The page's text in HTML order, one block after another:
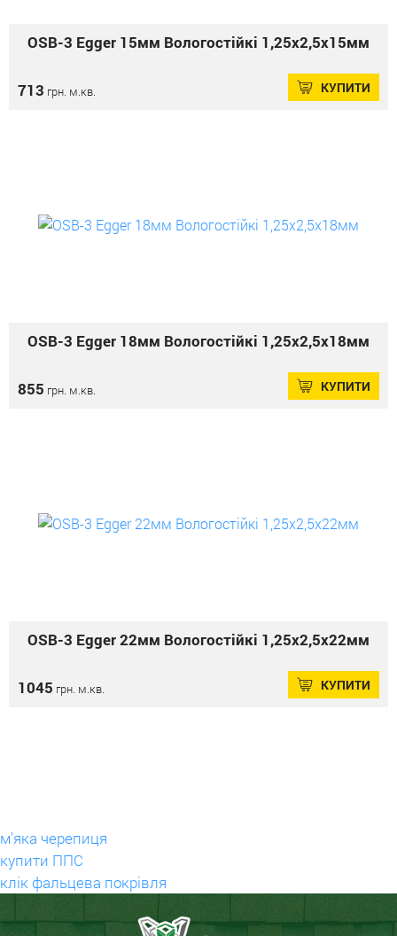
OSB-3 Еgger 15мм Вологостійкі 1,25х2,5х15мм
713 грн. м.кв. КУПИТИ
OSB-3 Еgger 18мм Вологостійкі 1,25х2,5х18мм
855 грн. м.кв. КУПИТИ
OSB-3 Еgger 22мм Вологостійкі 1,25х2,5х22мм
1045 грн. м.кв. КУПИТИ
м'яка черепиця
купити ППС
клік фальцева покрівля